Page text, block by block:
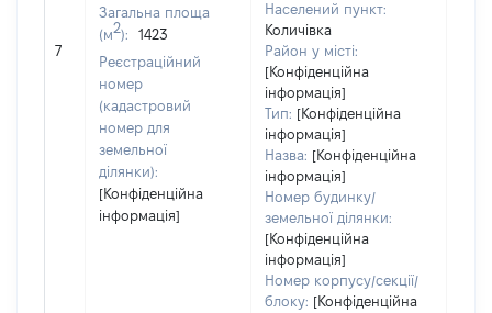
7
Загальна площа
(м2):
1423
Реєстраційний
номер
(кадастровий
номер для
земельної
ділянки):
[Конфіденційна
інформація]
Населений пункт:
Количівка
Район у місті:
[Конфіденційна
інформація]
Тип: [Конфіденційна
інформація]
Назва: [Конфіденційна
інформація]
Номер будинку/
земельної ділянки:
[Конфіденційна
інформація]
Номер корпусу/секції/
блоку: [Конфіденційна